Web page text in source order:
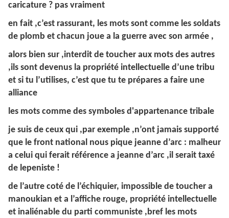
caricature ? pas vraiment
en fait ,c’est rassurant, les mots sont comme les soldats
de plomb et chacun joue a la guerre avec son armée ,
alors bien sur ,interdit de toucher aux mots des autres
,ils sont devenus la propriété intellectuelle d’une tribu
et si tu l’utilises, c’est que tu te prépares a faire une
alliance
les mots comme des symboles d'appartenance tribale
je suis de ceux qui ,par exemple ,n’ont jamais supporté
que le front national nous pique jeanne d’arc : malheur
a celui qui ferait référence a jeanne d’arc ,il serait taxé
de lepeniste !
de l’autre coté de l’échiquier, impossible de toucher a
manoukian et a l’affiche rouge, propriété intellectuelle
et inaliénable du parti communiste ,bref les mots